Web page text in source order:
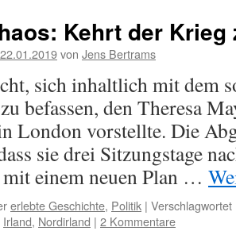
Kehrt der Krieg
22.01.2019von Jens Bertrams
sich inhaltlich mit dem
befassen, den Theresa
London vorstellte. Die
sie drei Sitzungstage
einem neuen Plan …
erlebte Geschichte, Politik | Verschlagwortet
Irland, Nordirland | 2 Kommentare